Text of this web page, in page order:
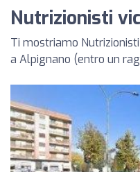
Nutrizionisti
Ti mostriamo
a Alpignano (entro un